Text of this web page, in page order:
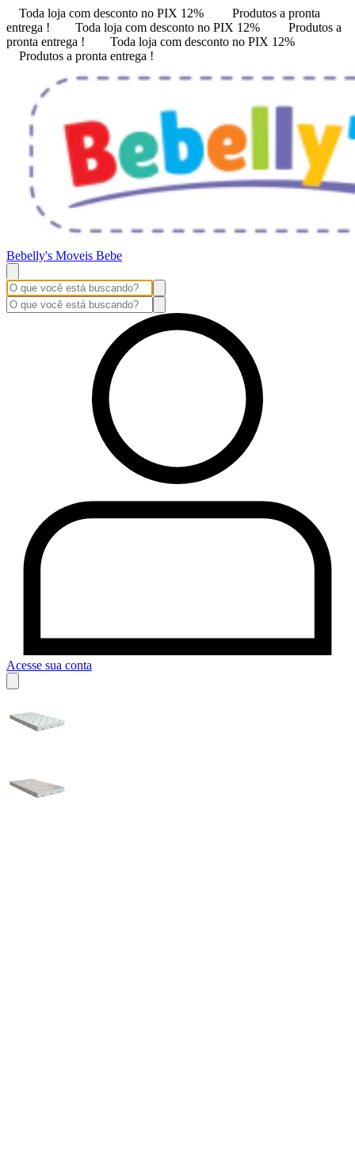
Toda loja com desconto no PIX 12%
Produtos a pronta
entrega !
Toda loja com desconto no PIX 12%
Produtos a
pronta entrega !
Toda loja com desconto no PIX 12%
Produtos a pronta entrega !
Bebelly's Moveis Bebe
Acesse sua conta